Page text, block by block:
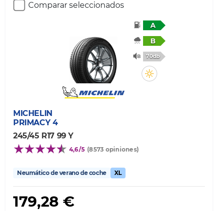
Comparar seleccionados
A
B
70db
MICHELIN
PRIMACY 4
245/45 R17 99 Y
4,6/5 (8573 opiniones)
Neumático de verano de coche XL
179,28 €